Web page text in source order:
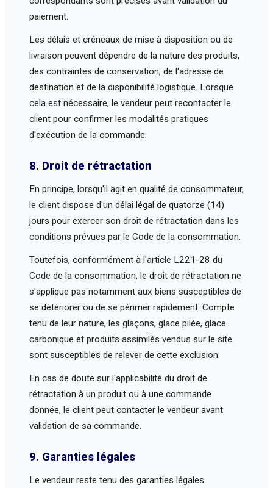
paiement.
Les délais et créneaux de mise à disposition ou de
livraison peuvent dépendre de la nature des produits,
des contraintes de conservation, de l'adresse de
destination et de la disponibilité logistique. Lorsque
cela est nécessaire, le vendeur peut recontacter le
client pour confirmer les modalités pratiques
d'exécution de la commande.
8. Droit de rétractation
En principe, lorsqu'il agit en qualité de consommateur,
le client dispose d'un délai légal de quatorze (14)
jours pour exercer son droit de rétractation dans les
conditions prévues par le Code de la consommation.
Toutefois, conformément à l'article L221-28 du
Code de la consommation, le droit de rétractation ne
s'applique pas notamment aux biens susceptibles de
se détériorer ou de se périmer rapidement. Compte
tenu de leur nature, les glaçons, glace pilée, glace
carbonique et produits assimilés vendus sur le site
sont susceptibles de relever de cette exclusion.
En cas de doute sur l'applicabilité du droit de
rétractation à un produit ou à une commande
donnée, le client peut contacter le vendeur avant
validation de sa commande.
9. Garanties légales
Le vendeur reste tenu des garanties légales